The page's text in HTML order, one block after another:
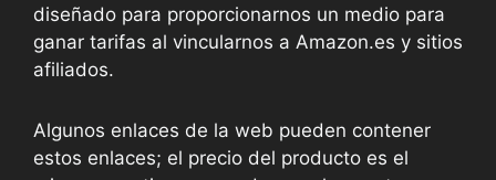
diseñado para proporcionarnos un medio para
ganar tarifas al vincularnos a Amazon.es y sitios
afiliados.
Algunos enlaces de la web pueden contener
estos enlaces; el precio del producto es el